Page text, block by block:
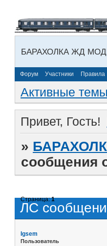
БАРАХОЛКА ЖД
Форум Участники Правила
Активные темы
Привет, Гость!
»
сообщения
ЛС
Страница:1
Igsem
Пользователь